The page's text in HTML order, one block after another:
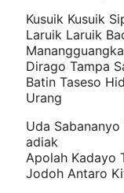
Kusuik Kusuik
Laruik Laruik
Dirago Tampa
Batin Taseso
Urang
Uda Sabananyo
adiak
Apolah Kadayo
Jodoh Antaro